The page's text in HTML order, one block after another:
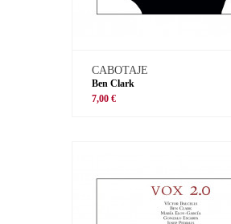
CABOTAJE
Ben Clark
7,00 €